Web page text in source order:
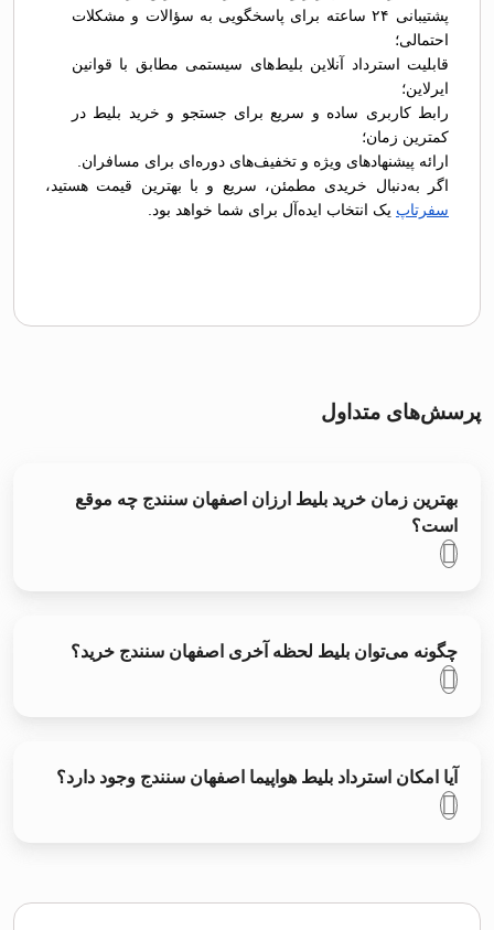
پشتیبانی ۲۴ ساعته برای پاسخگویی به سؤالات و مشکلات
احتمالی؛
قابلیت استرداد آنلاین بلیط‌های سیستمی مطابق با قوانین
ایرلاین؛
رابط کاربری ساده و سریع برای جستجو و خرید بلیط در
کمترین زمان؛
ارائه پیشنهادهای ویژه و تخفیف‌های دوره‌ای برای مسافران.
اگر به‌دنبال خریدی مطمئن، سریع و با بهترین قیمت هستید،
سفرتاپ یک انتخاب ایده‌آل برای شما خواهد بود.
پرسش‌های متداول
بهترین زمان خرید بلیط ارزان اصفهان سنندج چه موقع
است؟
چگونه می‌توان بلیط لحظه آخری اصفهان سنندج خرید؟
آیا امکان استرداد بلیط هواپیما اصفهان سنندج وجود دارد؟